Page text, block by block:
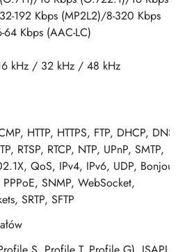
192 Kbps (MP2L2)/8-320 Kbps
64 Kbps (AAC-LC)
kHz / 32 kHz / 48 kHz
HTTP, HTTPS, FTP, DHCP, DNS,
RTSP, RTCP, NTP, UPnP, SMTP,
QoS, IPv4, IPv6, UDP,
PPPoE, SNMP, WebSocket,
SRTP, SFTP